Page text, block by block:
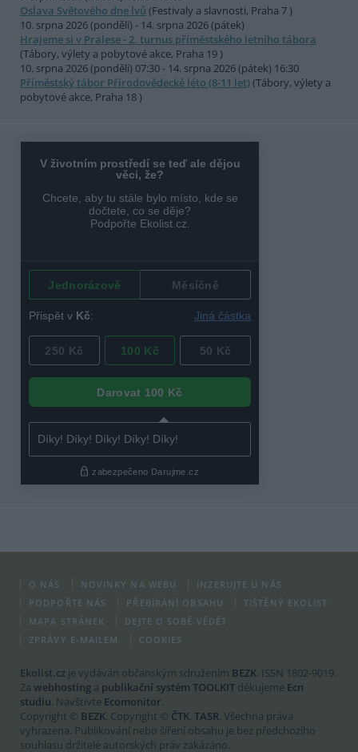
Oslava Světového dne lvů (Festivaly a slavnosti, Praha 7 )
10. srpna 2026 (pondělí) - 14. srpna 2026 (pátek)
Hrajeme si v Pralese - 2. turnus příměstského letního tábora
(Tábory, výlety a pobytové akce, Praha 19 )
10. srpna 2026 (pondělí) 07:30 - 14. srpna 2026 (pátek) 16:30
Příměstský tábor Přírodovědecké léto (8-11 let)(Tábory, výlety a
pobytové akce, Praha 18 )
O NÁS NOVINKY NA WEBU
INZERUJTE U NÁS
PODPOŘTE NÁS
PŘEBÍRÁNÍ OBSAHU
TIŠTĚNÝ EKOLIST
MAPA STRÁNEK
DEJTE O SOBĚ VĚDĚT
ZPRÁVY E-MAILEM
COOKIES
Ekolist.cz je vydáván občanským sdružením BEZK. ISSN 1802-9019.
Za webhosting a publikační systém TOOLKIT děkujeme Ecn
studiu. Navštivte Ecomonitor.
Copyright © BEZK. Copyright © ČTK, TASR. Všechna práva
vyhrazena. Publikování nebo šíření obsahu je bez předchozího
souhlasu držitele autorských práv zakázáno.